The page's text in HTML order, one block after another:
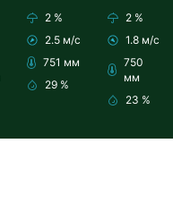
2 %
2.5 м/с
751 мм
29 %
2 %
1.8 м/с
750
мм
23 %